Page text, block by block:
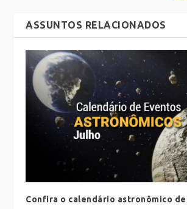
ASSUNTOS RELACIONADOS
Confira o calendário astronômico